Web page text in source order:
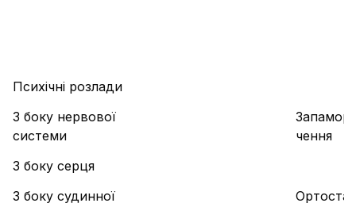
Психічні розлади
З боку нервової
системи
чення
З боку серця
З боку судинної
Ортоста-